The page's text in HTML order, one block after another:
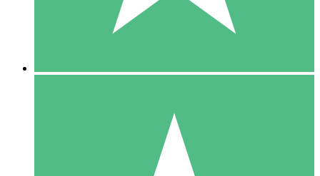
10 Downloads
20 00